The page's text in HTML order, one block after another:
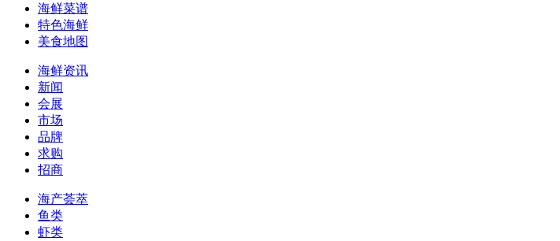
海鲜菜谱
特色海鲜
美食地图
海鲜资讯
新闻
会展
市场
品牌
求购
招商
海产荟萃
鱼类
虾类